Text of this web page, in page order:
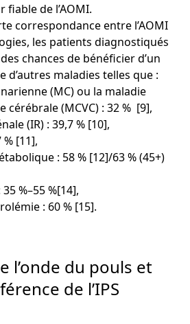
fiable de l’AOMI.
correspondance entre l’AOMI
les patients diagnostiqués
chances de bénéficier d’un
d’autres maladies telles que :
(MC) ou la maladie
cérébrale (MCVC) : 32 % [9],
(IR) : 39,7 % [10],
[11],
: 58 % [12]/63 % (45+)
%–55 %[14],
: 60 % [15].
l’onde du pouls et
de l’IPS